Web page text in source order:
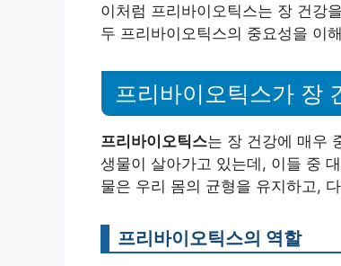
이처럼 프리바이오틱스는 장 건강
두 프리바이오틱스의 중요성을 이
프리바이오틱스가 장
프리바이오틱스는 장 건강에 매우
생물이 살아가고 있는데, 이들 중
물은 우리 몸의 균형을 유지하고,
프리바이오틱스의 역할